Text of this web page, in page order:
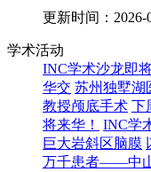
更新时间： 2026-
学术活动
INC学术沙龙即
华交 苏州独墅湖
教授颅底手术 下
将来华！
INC学
巨大岩斜区脑膜
万千患者——中